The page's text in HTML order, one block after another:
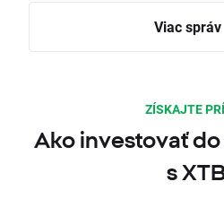
Viac správ
ZÍSKAJTE
Ako investovať
s